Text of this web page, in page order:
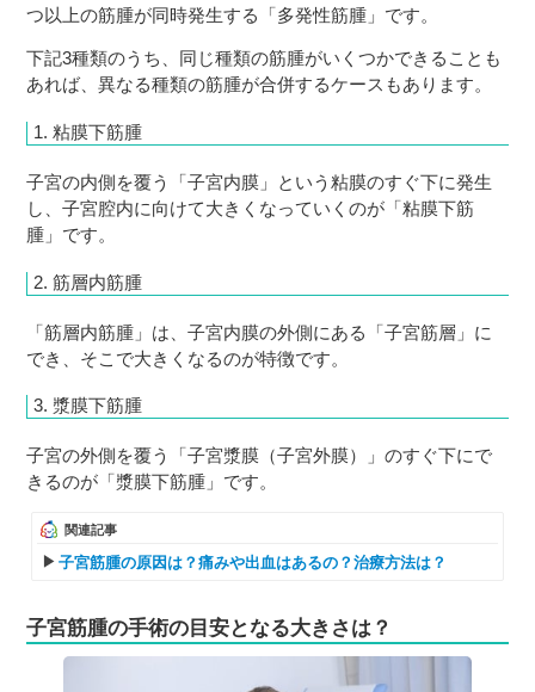
つ以上の筋腫が同時発生する「多発性筋腫」です。
下記3種類のうち、同じ種類の筋腫がいくつかできることも
あれば、異なる種類の筋腫が合併するケースもあります。
1. 粘膜下筋腫
子宮の内側を覆う「子宮内膜」という粘膜のすぐ下に発生
し、子宮腔内に向けて大きくなっていくのが「粘膜下筋
腫」です。
2. 筋層内筋腫
「筋層内筋腫」は、子宮内膜の外側にある「子宮筋層」に
でき、そこで大きくなるのが特徴です。
3. 漿膜下筋腫
子宮の外側を覆う「子宮漿膜（子宮外膜）」のすぐ下にで
きるのが「漿膜下筋腫」です。
関連記事
子宮筋腫の原因は？痛みや出血はあるの？治療方法は？
子宮筋腫の手術の目安となる大きさは？